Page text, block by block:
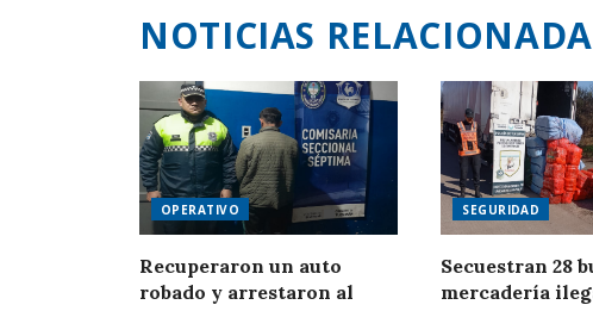
NOTICIAS
OPERATIVO
Recuperaron un auto
robado y arrestaron al
SEGURIDAD
Secuestran 28
mercadería